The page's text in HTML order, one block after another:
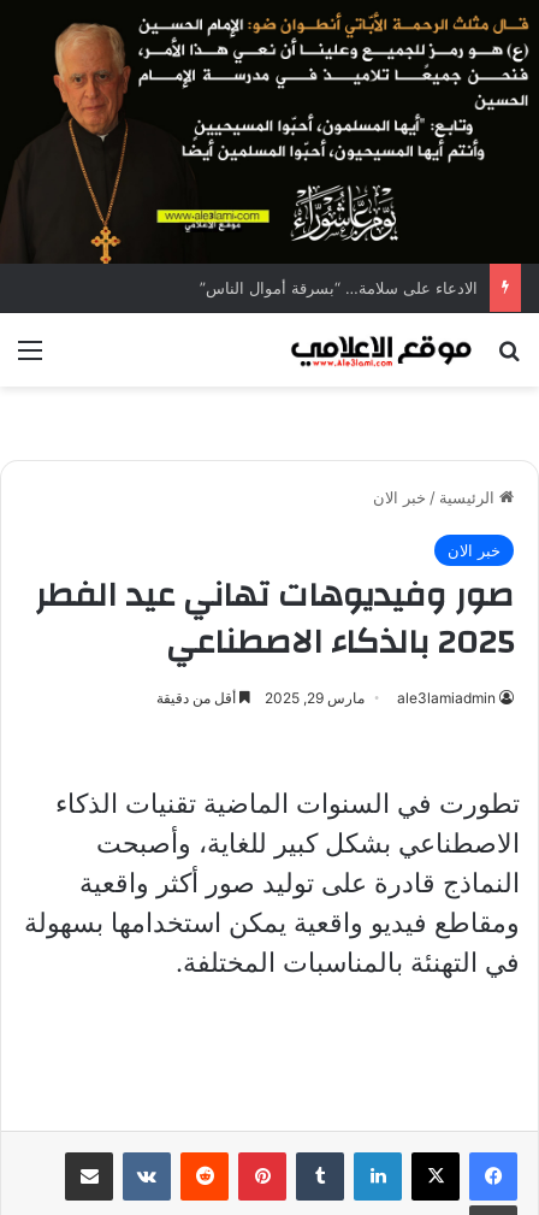
الادعاء على سلامة… “بسرقة أموال الناس”
بحث عن
الرئيسية / خبر الان
خبر الان
صور وفيديوهات تهاني عيد الفطر
2025 بالذكاء الاصطناعي
ale3lamiadmin مارس 29, 2025 أقل من دقيقة
تطورت في السنوات الماضية تقنيات الذكاء
الاصطناعي بشكل كبير للغاية، وأصبحت
النماذج قادرة على توليد صور أكثر واقعية
ومقاطع فيديو واقعية يمكن استخدامها بسهولة
في التهنئة بالمناسبات المختلفة.
لينكدإن بينتيريست مشاركة عبر البريد
طباعة